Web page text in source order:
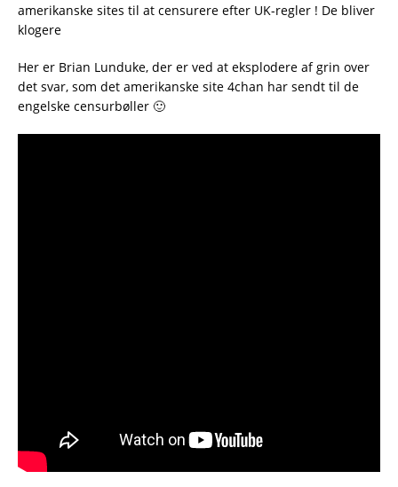
amerikanske sites til at censurere efter UK-regler ! De bliver
klogere
Her er Brian Lunduke, der er ved at eksplodere af grin over
det svar, som det amerikanske site 4chan har sendt til de
engelske censurbøller 🙂